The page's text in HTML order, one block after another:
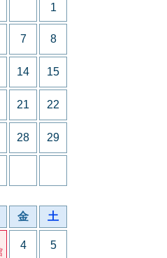
1
7 8
14 15
21 22
28 29
金 土
4 5